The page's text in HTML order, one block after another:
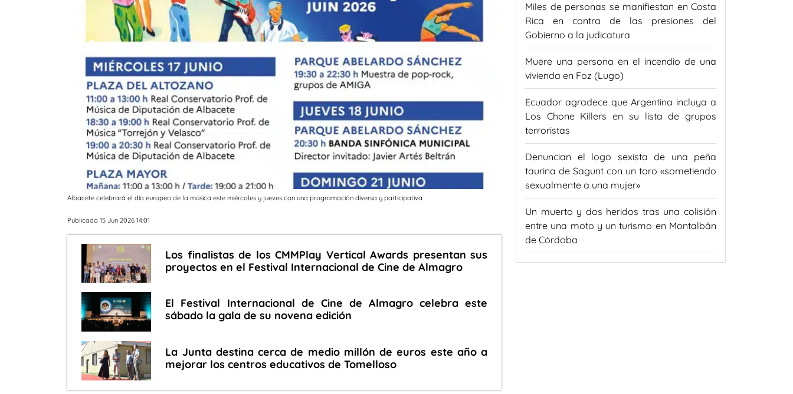
Albacete celebrará el día europeo de la música este miércoles y jueves con una programación diversa y participativa
Publicado 15 Jun 2026 14:01
Los finalistas de los CMMPlay Vertical Awards presentan sus
proyectos en el Festival Internacional de Cine de Almagro
El Festival Internacional de Cine de Almagro celebra este
sábado la gala de su novena edición
La Junta destina cerca de medio millón de euros este año a
mejorar los centros educativos de Tomelloso
Miles de personas se manifiestan en Costa
Rica en contra de las presiones del
Gobierno a la judicatura
Muere una persona en el incendio de una
vivienda en Foz (Lugo)
Ecuador agradece que Argentina incluya a
Los Chone Killers en su lista de grupos
terroristas
Denuncian el logo sexista de una peña
taurina de Sagunt con un toro «sometiendo
sexualmente a una mujer»
Un muerto y dos heridos tras una colisión
entre una moto y un turismo en Montalbán
de Córdoba